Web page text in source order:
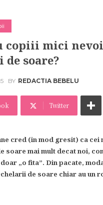
copiii mici
de soare?
BY REDACTIA BEBELU
Twitter
cred (in mod gresit) ca cei
soare mai mult decat noi,
„o fita”. Din pacate,
de soare chiar au un